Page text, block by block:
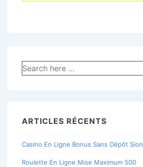
Recherche
pour:
ARTICLES RÉCENTS
Casino En Ligne Bonus Sans Dépôt Sion
Roulette En Ligne Mise Maximum 500